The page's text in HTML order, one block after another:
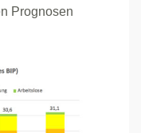
Prognosen